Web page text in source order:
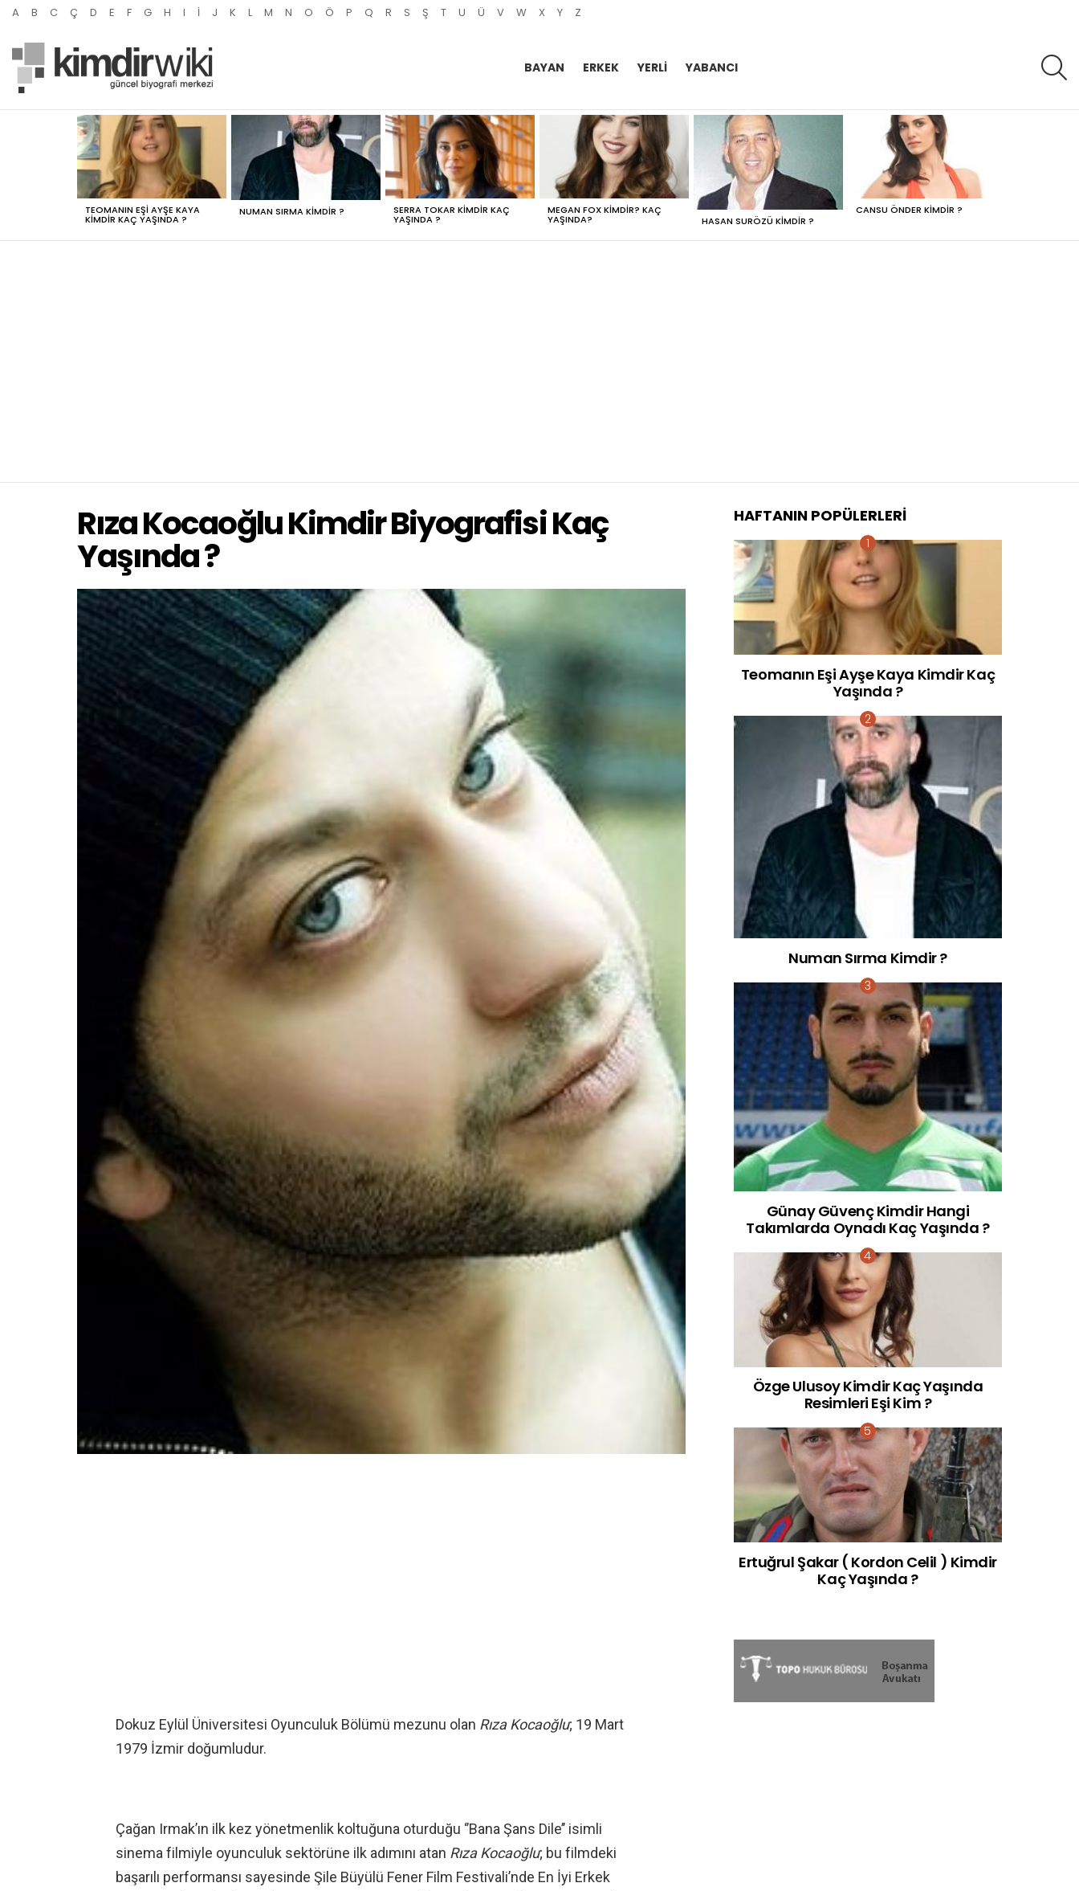
A B C Ç D E F G H I İ J K L M N O Ö P Q R S Ş T U Ü V W X Y Z
BAYAN ERKEK YERLI YABANCI
MOST
VIEWED
STORIES
TEOMANIN EŞI AYŞE KAYA
KIMDIR KAÇ YAŞINDA ?
NUMAN SIRMA KIMDIR ? SERRA TOKAR KIMDIR KAÇ
YAŞINDA ?
MEGAN FOX KIMDIR? KAÇ
YAŞINDA? HASAN SURÖZÜ KIMDIR ?
CANSU ÖNDER KIMDIR ?
Rıza Kocaoğlu Kimdir Biyografisi Kaç
Yaşında ?
Dokuz Eylül Üniversitesi Oyunculuk Bölümü mezunu olan Rıza Kocaoğlu; 19 Mart
1979 İzmir doğumludur.
Çağan Irmak’ın ilk kez yönetmenlik koltuğuna oturduğu ‘’Bana Şans Dile’’ isimli
sinema filmiyle oyunculuk sektörüne ilk adımını atan Rıza Kocaoğlu; bu filmdeki
başarılı performansı sayesinde Şile Büyülü Fener Film Festivali’nde En İyi Erkek
HAFTANIN POPÜLERLERI
Teomanın Eşi Ayşe Kaya Kimdir Kaç
Yaşında ?
Numan Sırma Kimdir ?
Günay Güvenç Kimdir Hangi
Takımlarda Oynadı Kaç Yaşında ?
Özge Ulusoy Kimdir Kaç Yaşında
Resimleri Eşi Kim ?
Ertuğrul Şakar ( Kordon Celil ) Kimdir
Kaç Yaşında ?